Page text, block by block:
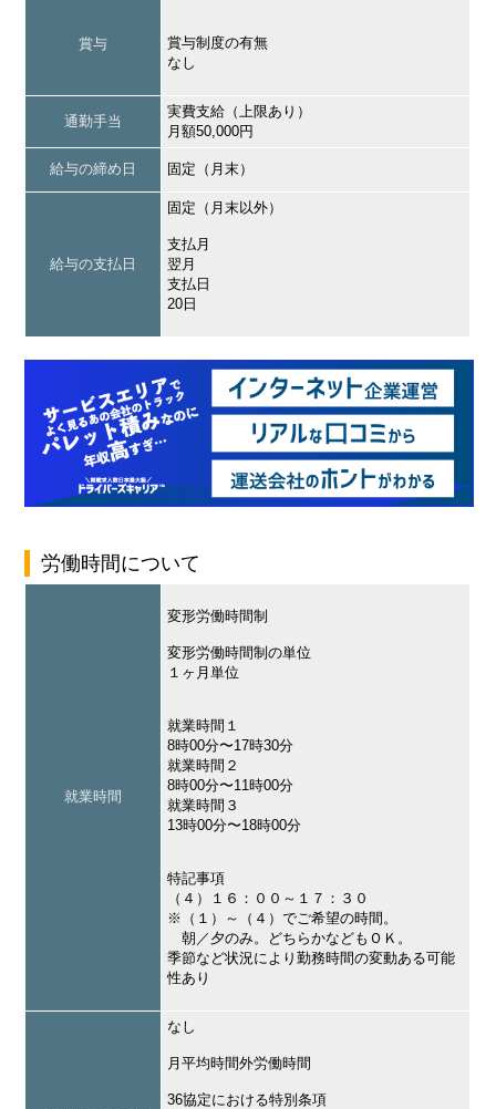
賞与
賞与制度の有無
なし
通勤手当
実費支給（上限あり）
月額50,000円
給与の締め日 固定（月末）
給与の支払日
固定（月末以外）
支払月
翌月
支払日
20日
労働時間について
就業時間
変形労働時間制
変形労働時間制の単位
１ヶ月単位
就業時間１
8時00分〜17時30分
就業時間２
8時00分〜11時00分
就業時間３
13時00分〜18時00分
特記事項
（４）１６：００～１７：３０
※（１）～（４）でご希望の時間。
朝／夕のみ。どちらかなどもＯＫ。
季節など状況により勤務時間の変動ある可能
性あり
なし
月平均時間外労働時間
36協定における特別条項